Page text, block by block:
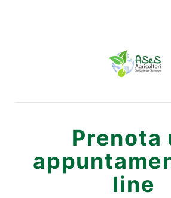
Prenota
line